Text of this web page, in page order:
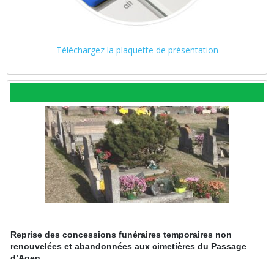
Téléchargez la plaquette de présentation
Reprise des concessions funéraires temporaires non
renouvelées et abandonnées aux cimetières du Passage